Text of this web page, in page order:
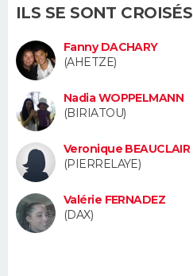
COPAINS D'AVANT
S'inscrire
Se connecter
Lycées
Collèges
Primaires
Universités
Entreprises
Service militaire
Avis de recherche
AVIS DE DÉCÈS
FORUM
Bricolage
Lifestyle
Culture
Sport
Auto
Television
Voyage
Cinema
ILS SE SONT CROISÉS
Fanny DACHARY
(AHETZE)
Nadia WOPPELMANN
(BIRIATOU)
Veronique BEAUCLAIR
(PIERRELAYE)
Valérie FERNADEZ
(DAX)